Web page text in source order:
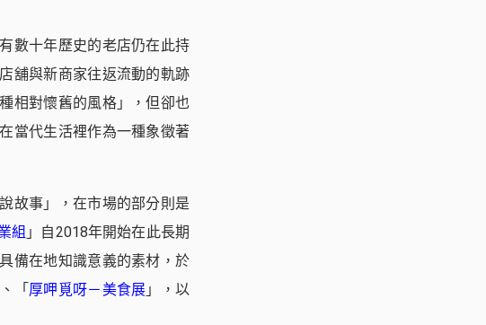
數十年歷史的老店仍在此持
舖與新商家往返流動的軌跡
相對懷舊的風格」，但卻也
當代生活裡作為一種象徵著
故事」，在市場的部分則是
組 」自2018年開始在此長期
備在地知識意義的素材，於
「 厚呷覓呀－美食展 」，以